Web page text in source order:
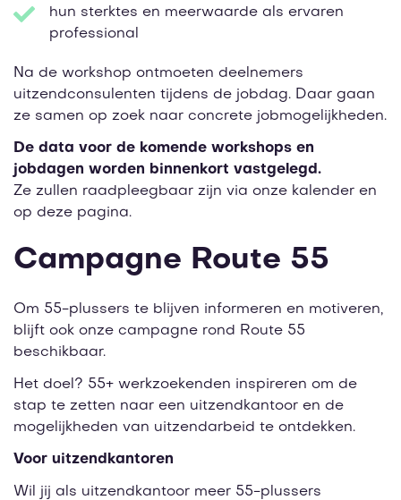
hun sterktes en meerwaarde als ervaren
professional
Na de workshop ontmoeten deelnemers
uitzendconsulenten tijdens de jobdag. Daar gaan
ze samen op zoek naar concrete jobmogelijkheden.
De data voor de komende workshops en
jobdagen worden binnenkort vastgelegd.
Ze zullen raadpleegbaar zijn via onze kalender en
op deze pagina.
Campagne Route 55
Om 55-plussers te blijven informeren en motiveren,
blijft ook onze campagne rond Route 55
beschikbaar.
Het doel? 55+ werkzoekenden inspireren om de
stap te zetten naar een uitzendkantoor en de
mogelijkheden van uitzendarbeid te ontdekken.
Voor uitzendkantoren
Wil jij als uitzendkantoor meer 55-plussers